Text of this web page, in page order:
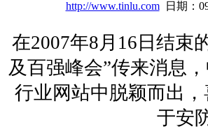
http://www.tinlu.com日期：
在2007年8月16日结束
及百强峰会”传来消息
行业网站中脱颖而出
于安